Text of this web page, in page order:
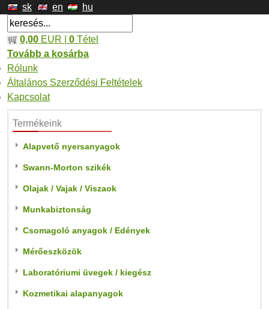
sk en hu
0,00 EUR | 0 Tétel
Tovább a kosárba
Rólunk
Általános Szerződési Feltételek
Kapcsolat
Termékeink
Alapvető nyersanyagok
Swann-Morton szikék
Olajak / Vajak / Viszaok
Munkabiztonság
Csomagoló anyagok / Edények
Mérőeszközök
Laboratóriumi üvegek / kiegész
Kozmetikai alapanyagok